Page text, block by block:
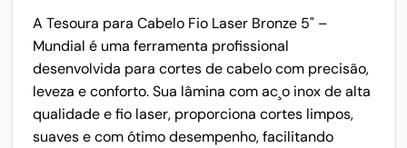
A Tesoura para Cabelo Fio Laser Bronze 5" –
Mundial é uma ferramenta profissional
desenvolvida para cortes de cabelo com precisão,
leveza e conforto. Sua lâmina com ac¸o inox de alta
qualidade e fio laser, proporciona cortes limpos,
suaves e com ótimo desempenho, facilitando